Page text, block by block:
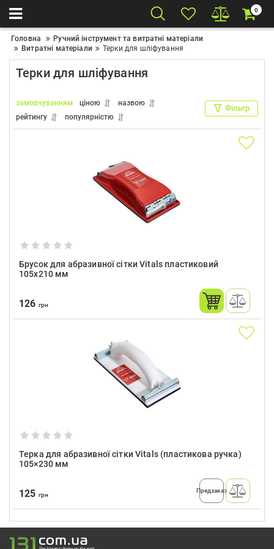
0
Головна
Ручний інструмент та витратні матеріали
Витратні матеріали
Терки для шліфування
Терки для шліфування
замовчуванням ціною
назвою
рейтингу
популярністю
Фільтр
Брусок для абразивної сітки Vitals пластиковий
105х210 мм
126 грн
Терка для абразивної сітки Vitals (пластикова ручка)
105×230 мм
125 грн
Предзаказ